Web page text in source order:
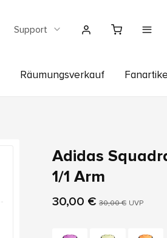
Support
Räumungsverkauf
Adidas
1/1 Arm
30,00 € 30,00 € UVP